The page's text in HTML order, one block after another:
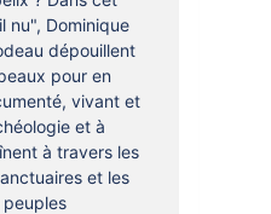
nu", Dominique
dépouillent
pour en
vivant et
et à
à travers les
et les